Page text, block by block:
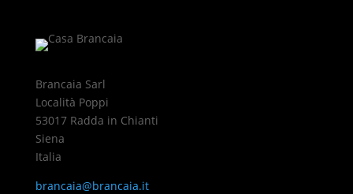
Brancaia Sarl
Località Poppi
53017 Radda in Chianti
Siena
Italia
brancaia@brancaia.it